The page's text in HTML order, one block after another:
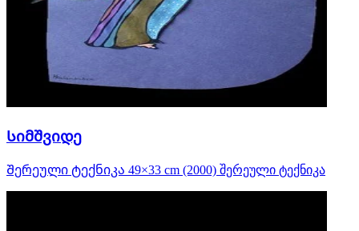
Სიმშვიდე
Შერეული ტექნიკა 49×33 cm (2000) შერეული ტექნიკა